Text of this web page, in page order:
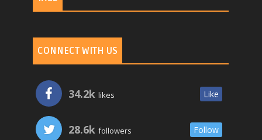
CONNECT WITH US
34.2k likes Like
28.6k followers Follow